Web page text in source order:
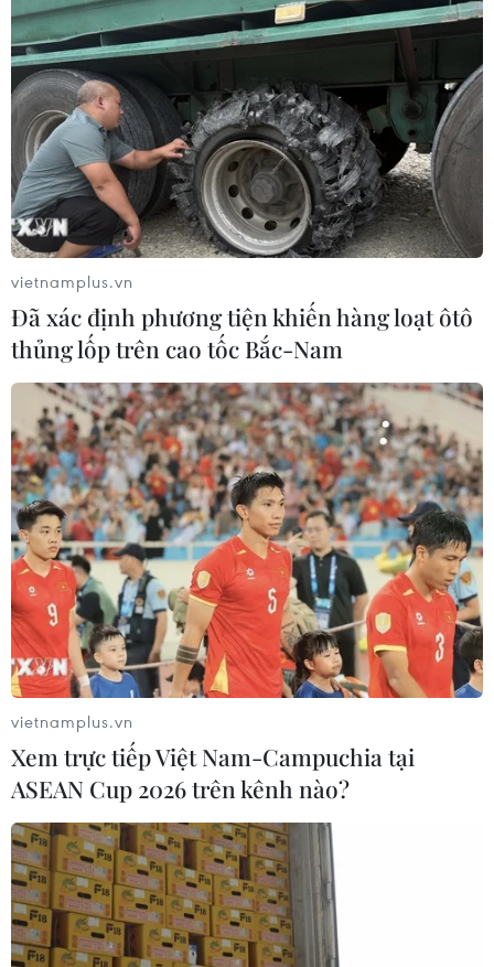
vietnamplus.vn
Đã xác định phương tiện khiến hàng loạt ôtô
thủng lốp trên cao tốc Bắc-Nam
vietnamplus.vn
Xem trực tiếp Việt Nam-Campuchia tại
ASEAN Cup 2026 trên kênh nào?